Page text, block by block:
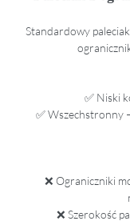
Standardowy
✅ Niski
✅ Wszechstronny
❌ Ograniczniki
❌ Szerokość